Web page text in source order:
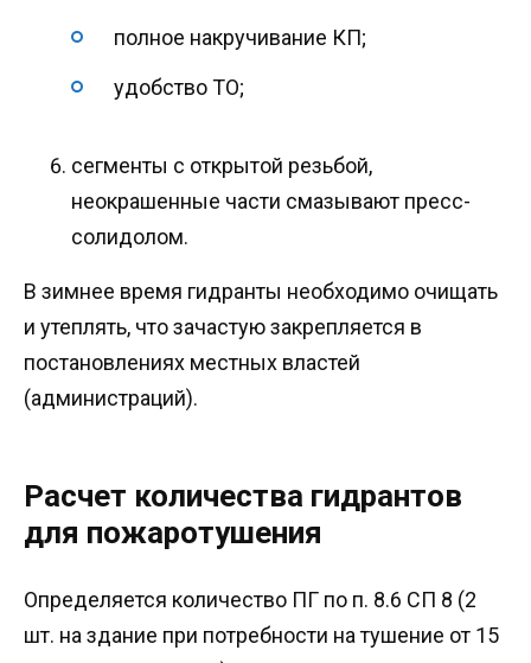
полное накручивание КП;
удобство ТО;
сегменты с открытой резьбой,
неокрашенные части смазывают пресс-
солидолом.
В зимнее время гидранты необходимо очищать
и утеплять, что зачастую закрепляется в
постановлениях местных властей
(администраций).
Расчет количества гидрантов
для пожаротушения
Определяется количество ПГ по п. 8.6 СП 8 (2
шт. на здание при потребности на тушение от 15